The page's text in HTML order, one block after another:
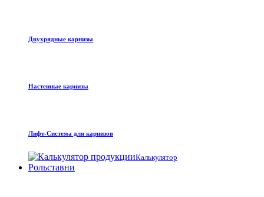
Двухрядные карнизы
Настенные карнизы
Лифт-Система для карнизов
Калькулятор
Рольставни